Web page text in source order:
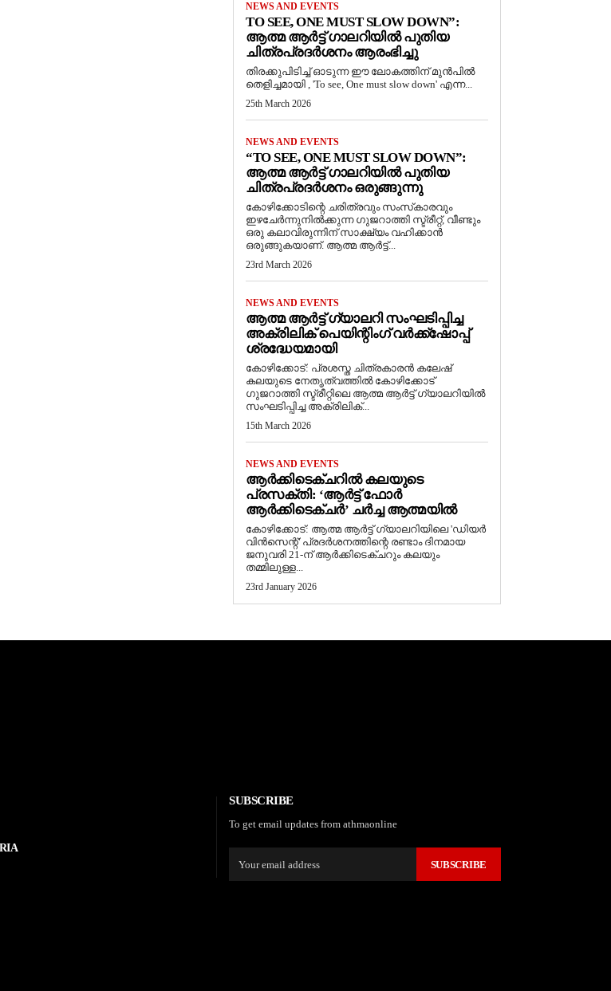
NEWS AND EVENTS
TO SEE, ONE MUST SLOW DOWN”:
ആത്മ ആർട്ട് ഗാലറിയിൽ പുതിയ
ചിത്രപ്രദർശനം ആരംഭിച്ചു
തിരക്കുപിടിച്ച് ഓടുന്ന ഈ ലോകത്തിന് മുൻപിൽ
തെളിച്ചമായി , 'To see, One must slow down' എന്ന...
25th March 2026
NEWS AND EVENTS
“TO SEE, ONE MUST SLOW DOWN”:
ആത്മ ആർട്ട് ഗാലറിയിൽ പുതിയ
ചിത്രപ്രദർശനം ഒരുങ്ങുന്നു
കോഴിക്കോടിന്റെ ചരിത്രവും സംസ്‌കാരവും
ഇഴചേർന്നുനിൽക്കുന്ന ഗുജറാത്തി സ്ട്രീറ്റ്, വീണ്ടും
ഒരു കലാവിരുന്നിന് സാക്ഷ്യം വഹിക്കാൻ
ഒരുങ്ങുകയാണ്. ആത്മ ആർട്ട്...
23rd March 2026
NEWS AND EVENTS
ആത്മ ആർട്ട് ഗ്യാലറി സംഘടിപ്പിച്ച
അക്രിലിക് പെയിന്റിംഗ് വർക്ക്‌ഷോപ്പ്
ശ്രദ്ധേയമായി
കോഴിക്കോട്: പ്രശസ്ത ചിത്രകാരൻ കലേഷ്
കലയുടെ നേതൃത്വത്തിൽ കോഴിക്കോട്
ഗുജറാത്തി സ്ട്രീറ്റിലെ ആത്മ ആർട്ട് ഗ്യാലറിയിൽ
സംഘടിപ്പിച്ച അക്രിലിക്...
15th March 2026
NEWS AND EVENTS
ആർക്കിടെക്ചറിൽ കലയുടെ
പ്രസക്തി: ‘ആർട്ട് ഫോർ
ആർക്കിടെക്ചർ’ ചർച്ച ആത്മയിൽ
​കോഴിക്കോട്: ആത്മ ആർട്ട് ഗ്യാലറിയിലെ 'ഡിയർ
വിൻസെന്റ്' പ്രദർശനത്തിന്റെ രണ്ടാം ദിനമായ
ജനുവരി 21-ന് ആർക്കിടെക്ചറും കലയും
തമ്മിലുള്ള...
23rd January 2026
SUBSCRIBE
To get email updates from athmaonline
SUBSCRIBE